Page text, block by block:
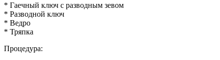
* Гаечный ключ с разводным зевом
* Разводной ключ
* Ведро
* Тряпка
Процедура: